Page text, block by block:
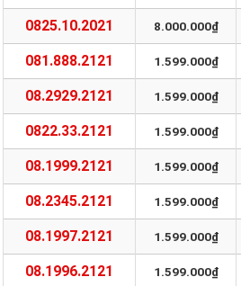
0825.10.2021 8.000.000₫
081.888.2121 1.599.000₫
08.2929.2121 1.599.000₫
0822.33.2121 1.599.000₫
08.1999.2121 1.599.000₫
08.2345.2121 1.599.000₫
08.1997.2121 1.599.000₫
08.1996.2121 1.599.000₫